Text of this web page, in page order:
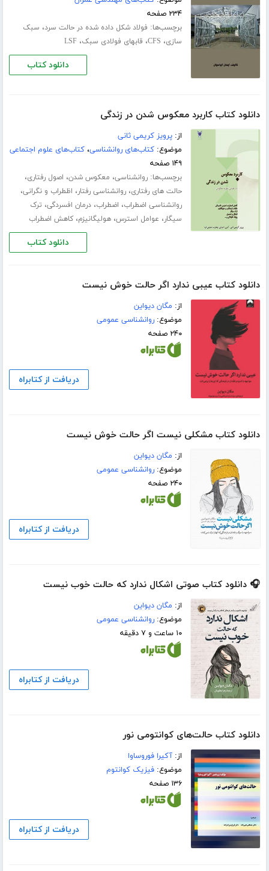
۲۳۴ صفحه
برچسب‌ها: فولاد شکل داده شده در حالت سرد، سبک
سازی، CFS، قابهای فولادی سبک،LSF
دانلود کتاب
دانلود کتاب کاربرد معکوس شدن در زندگی
از:پرویز کریمی ثانی
موضوع:کتاب‌های روانشناسی،کتاب‌های علوم اجتماعی
۱۴۹ صفحه
برچسب‌ها:روانشناسی، معکوس شدن، اصول رفتاری،
حالت های رفتاری،روانشناسی رفتار، اظطراب و نگرانی،
روانشناسی اضطراب، اضطراب،درمان افسردگی، ترک
سیگار، عوامل استرس،هولیگانیزم،کاهش اضطراب
دانلود کتاب
دانلود کتاب عیبی ندارد اگر حالت خوش نیست
از: مگان دیواین
موضوع:روانشناسی عمومی
۲۴۰ صفحه
دریافت از کتابراه
دانلود کتاب مشکلی نیست اگر حالت خوش نیست
از: مگان دیواین
موضوع:روانشناسی عمومی
۲۴۰ صفحه
دریافت از کتابراه
🎧 دانلود کتاب صوتی اشکال ندارد که حالت خوب نیست
از: مگان دیواین
موضوع:روانشناسی عمومی
۱۰ ساعت و ۷ دقیقه
دریافت از کتابراه
دانلود کتاب حالت‌های کوانتومی نور
از:آکیرا فوروساوا
موضوع:فیزیک کوانتوم
۱۳۶ صفحه
دریافت از کتابراه